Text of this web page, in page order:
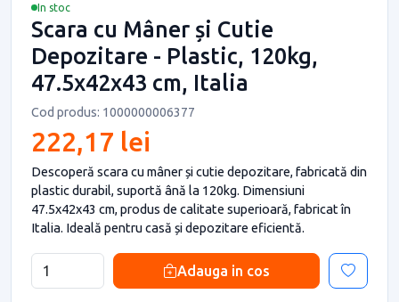
In stoc
Scara cu Mâner și Cutie
Depozitare - Plastic, 120kg,
47.5x42x43 cm, Italia
Cod produs: 1000000006377
222,17 lei
Descoperă scara cu mâner și cutie depozitare, fabricată din
plastic durabil, suportă ână la 120kg. Dimensiuni
47.5x42x43 cm, produs de calitate superioară, fabricat în
Italia. Ideală pentru casă și depozitare eficientă.
Adauga in cos